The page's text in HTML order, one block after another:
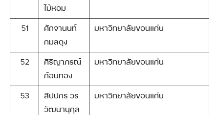
ไม้หอม
51
ศักจานนท์
กมลดุง
มหาวิทยาลัยขอนแก่น
52
ศิริญาภรณ์
ก้อนทอง
มหาวิทยาลัยขอนแก่น
53
สิปปกร วร
วัฒนานุกุล
มหาวิทยาลัยขอนแก่น